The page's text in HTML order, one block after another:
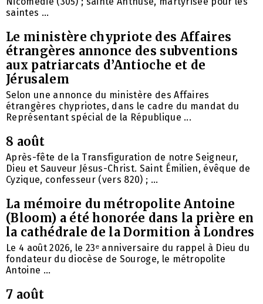
saintes ...
Le ministère chypriote des Affaires
étrangères annonce des subventions
aux patriarcats d’Antioche et de
Jérusalem
Selon une annonce du ministère des Affaires
étrangères chypriotes, dans le cadre du mandat du
Représentant spécial de la République ...
8 août
Après-fête de la Transfiguration de notre Seigneur,
Dieu et Sauveur Jésus-Christ. Saint Émilien, évêque de
Cyzique, confesseur (vers 820) ; ...
La mémoire du métropolite Antoine
(Bloom) a été honorée dans la prière en
la cathédrale de la Dormition à Londres
Le 4 août 2026, le 23ᵉ anniversaire du rappel à Dieu du
fondateur du diocèse de Souroge, le métropolite
Antoine ...
7 août